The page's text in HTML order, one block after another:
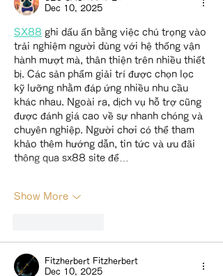
Dec 10, 2025
SX88 ghi dấu ấn bằng việc chú trọng vào
trải nghiệm người dùng với hệ thống vận
hành mượt mà, thân thiện trên nhiều thiết
bị. Các sản phẩm giải trí được chọn lọc
kỹ lưỡng nhằm đáp ứng nhiều nhu cầu
khác nhau. Ngoài ra, dịch vụ hỗ trợ cũng
được đánh giá cao về sự nhanh chóng và
chuyên nghiệp. Người chơi có thể tham
khảo thêm hướng dẫn, tin tức và ưu đãi
thông qua sx88 site để…
Show More
Fitzherbert Fitzherbert
Dec 10, 2025